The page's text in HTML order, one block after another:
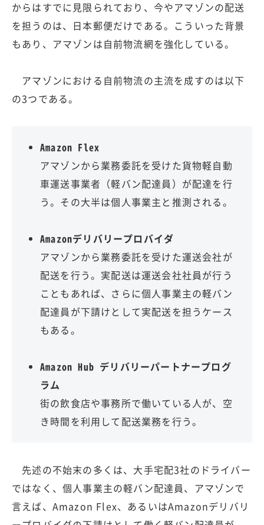
からはすでに見限られており、今やアマゾンの配送
を担うのは、日本郵便だけである。こういった背景
もあり、アマゾンは自前物流網を強化している。
アマゾンにおける自前物流の主流を成すのは以下
の3つである。
Amazon Flex
アマゾンから業務委託を受けた貨物軽自動
車運送事業者（軽バン配達員）が配達を行
う。その大半は個人事業主と推測される。
Amazonデリバリープロバイダ
アマゾンから業務委託を受けた運送会社が
配送を行う。実配送は運送会社社員が行う
こともあれば、さらに個人事業主の軽バン
配達員が下請けとして実配送を担うケース
もある。
Amazon Hub デリバリーパートナープログ
ラム
街の飲食店や事務所で働いている人が、空
き時間を利用して配送業務を行う。
先述の不始末の多くは、大手宅配3社のドライバー
ではなく、個人事業主の軽バン配達員、アマゾンで
言えば、Amazon Flex、あるいはAmazonデリバリ